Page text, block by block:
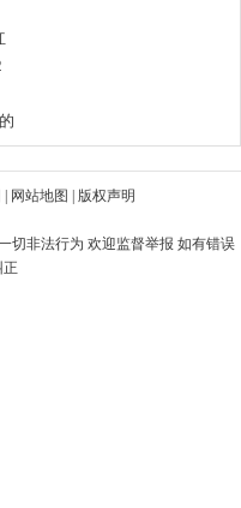
网站地图 版权声明
切非法行为 欢迎监督举报 如有错误
正